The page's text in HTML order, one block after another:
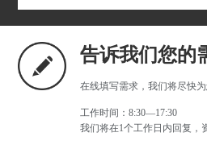
告诉我们您的
在线填写需求，我们将尽快
工作时间：8:30—17:30
我们将在1个工作日内回复，